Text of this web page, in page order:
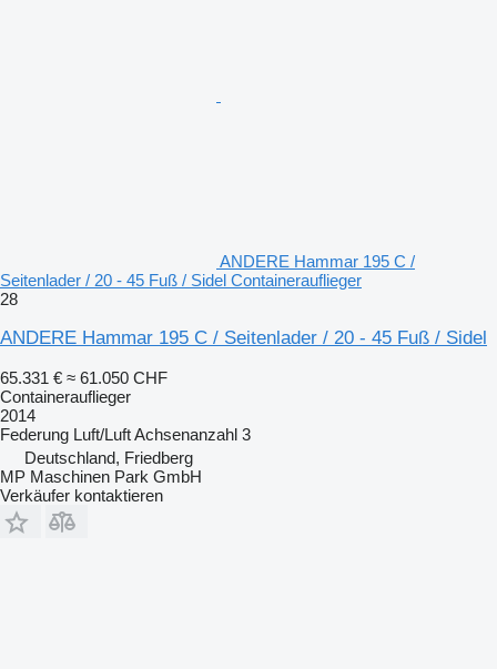
ANDERE Hammar 195 C /
Seitenlader / 20 - 45 Fuß / Sidel Containerauflieger
28
ANDERE Hammar 195 C / Seitenlader / 20 - 45 Fuß / Sidel
65.331 € ≈ 61.050 CHF
Containerauflieger
2014
Federung Luft/LuftAchsenanzahl 3
Deutschland, Friedberg
MP Maschinen Park GmbH
Verkäufer kontaktieren